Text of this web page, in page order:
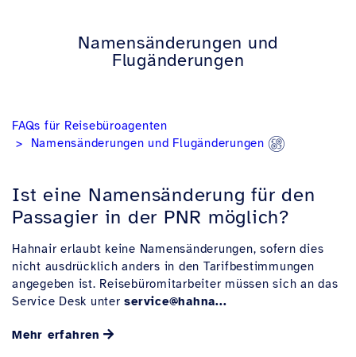
Namensänderungen und
Flugänderungen
FAQs für Reisebüroagenten
Namensänderungen und Flugänderungen
Ist eine Namensänderung für den
Passagier in der PNR möglich?
Hahnair erlaubt keine Namensänderungen, sofern dies
nicht ausdrücklich anders in den Tarifbestimmungen
angegeben ist. Reisebüromitarbeiter müssen sich an das
Service Desk unterservice@hahna...
Mehr erfahren